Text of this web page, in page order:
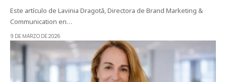
Este artículo de Lavinia Dragotă, Directora de Brand Marketing &
Communication en…
9 DE MARZO DE 2026